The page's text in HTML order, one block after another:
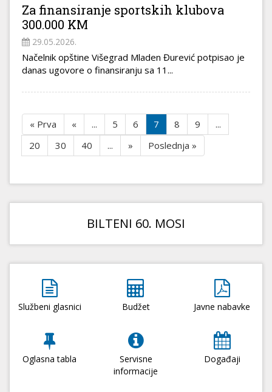
Za finansiranje sportskih klubova
300.000 KM
29.05.2026.
Načelnik opštine Višegrad Mladen Đurević potpisao je
danas ugovore o finansiranju sa 11...
« Prva « ... 5 6 7 8 9
...
20
30 40 ... » Poslednja »
BILTENI 60. MOSI
Službeni glasnici Budžet Javne nabavke
Oglasna tabla
Servisne
informacije
Događaji